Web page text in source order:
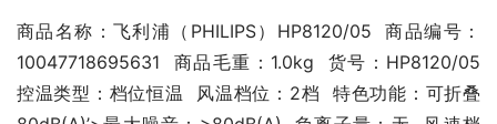
商品名称：飞利浦（PHILIPS）HP8120/05  商品编号：
10047718695631  商品毛重：1.0kg  货号：HP8120/05
控温类型：档位恒温  风温档位：2档  特色功能：可折叠